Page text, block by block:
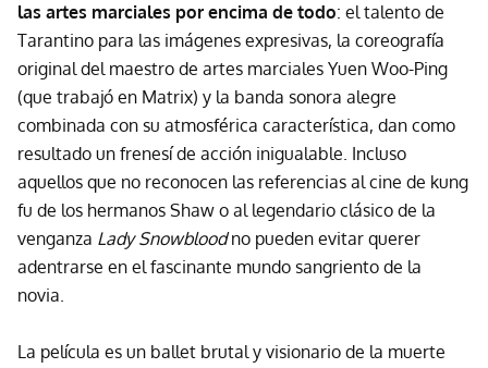
las artes marciales por encima de todo: el talento de
Tarantino para las imágenes expresivas, la coreografía
original del maestro de artes marciales Yuen Woo-Ping
(que trabajó en Matrix) y la banda sonora alegre
combinada con su atmosférica característica, dan como
resultado un frenesí de acción inigualable. Incluso
aquellos que no reconocen las referencias al cine de kung
fu de los hermanos Shaw o al legendario clásico de la
venganza Lady Snowbloodno pueden evitar querer
adentrarse en el fascinante mundo sangriento de la
novia.
La película es un ballet brutal y visionario de la muerte